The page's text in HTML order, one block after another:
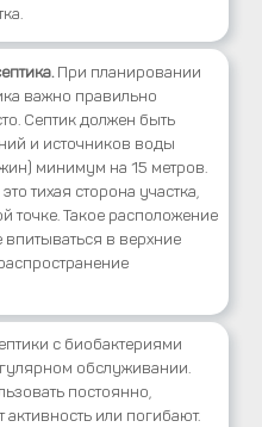
При планировании
важно правильно
Септик должен быть
и источников воды
минимум на 15 метров.
тихая сторона участка,
точке. Такое расположение
в верхние
с биобактериями
обслуживании.
постоянно,
активность или погибают.